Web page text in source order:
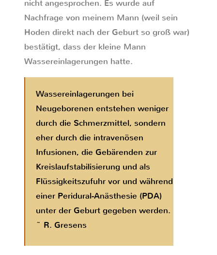
nicht angesprochen. Es wurde auf
Nachfrage von meinem Mann (weil sein
Hoden direkt nach der Geburt so groß war)
bestätigt, dass der kleine Mann
Wassereinlagerungen hatte.
Wassereinlagerungen bei
Neugeborenen entstehen weniger
durch die Schmerzmittel, sondern
eher durch die intravenösen
Infusionen, die Gebärenden zur
Kreislaufstabilisierung und als
Flüssigkeitszufuhr vor und während
einer Peridural-Anästhesie (PDA)
unter der Geburt gegeben werden.
~ R. Gresens